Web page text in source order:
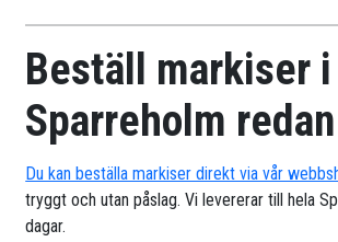
Beställ markiser i
Sparreholm
Du kan beställa markiser direkt via vår
tryggt och utan påslag. Vi levererar till hela
dagar.